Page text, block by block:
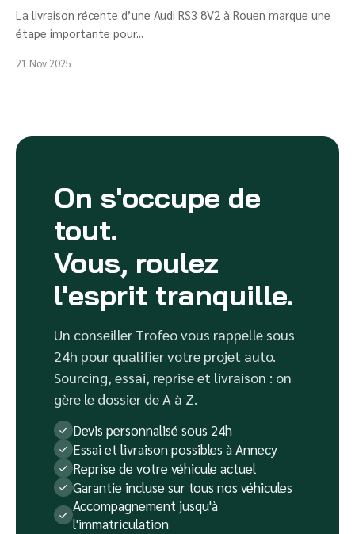
La livraison récente d’une Audi RS3 8V2 à Rouen marque une
étape importante pour...
21 Nov 2025
On s'occupe de
tout.
Vous, roulez
l'esprit tranquille.
Un conseiller Trofeo vous rappelle sous
24h pour qualifier votre projet auto.
Sourcing, essai, reprise et livraison : on
gère le dossier de A à Z.
Devis personnalisé sous 24h
Essai et livraison possibles à Annecy
Reprise de votre véhicule actuel
Garantie incluse sur tous nos véhicules
Accompagnement jusqu'à
l'immatriculation